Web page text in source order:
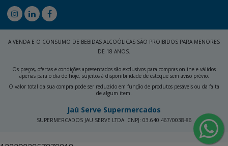
A VENDA E O CONSUMO DE BEBIDAS ALCOÓLICAS SÃO PROIBIDOS PARA MENORES
DE 18 ANOS.
Os preços, ofertas e condições apresentados são exclusivos para compras online e válidos
apenas para o dia de hoje, sujeitos à disponibilidade de estoque sem aviso prévio.
O valor total da sua compra pode ser reduzido em função de produtos pesáveis ou da falta
de algum item.
Jaú Serve Supermercados
SUPERMERCADOS JAU SERVE LTDA. CNPJ: 03.640.467/0038-86